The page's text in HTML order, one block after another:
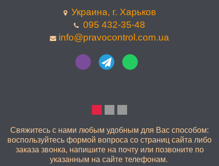
Украина, г. Харьков
095 432-35-48
info@pravocontrol.com.ua
Свяжитесь с нами любым удобным для Вас способом:
воспользуйтесь формой вопроса со страниц сайта либо
заказа звонка, напишите на почту или позвоните по
указанным на сайте телефонам.